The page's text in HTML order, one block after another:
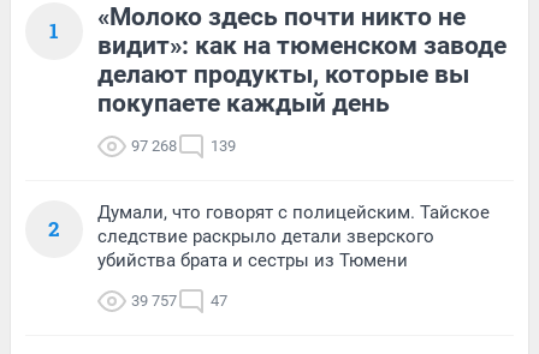
1
«Молоко здесь почти никто не
видит»: как на тюменском заводе
делают продукты, которые вы
покупаете каждый день
97 268 139
2
Думали, что говорят с полицейским. Тайское
следствие раскрыло детали зверского
убийства брата и сестры из Тюмени
39 757 47